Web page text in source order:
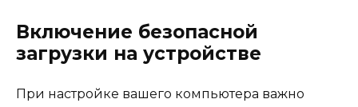
Включение безопасной
загрузки на устройстве
При настройке вашего компьютера важно